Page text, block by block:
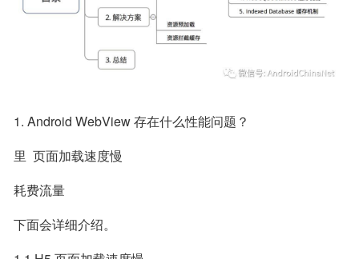
1. Android WebView 存在什么性能问题？
里  页面加载速度慢
耗费流量
下面会详细介绍。